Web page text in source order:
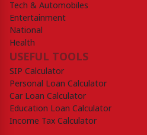
Tech & Automobiles
Entertainment
National
Health
USEFUL TOOLS
SIP Calculator
Personal Loan Calculator
Car Loan Calculator
Education Loan Calculator
Income Tax Calculator